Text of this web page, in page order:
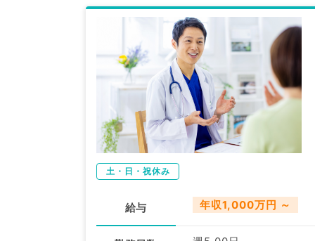
土・日・祝休み
給与 年収1,000万円 ～